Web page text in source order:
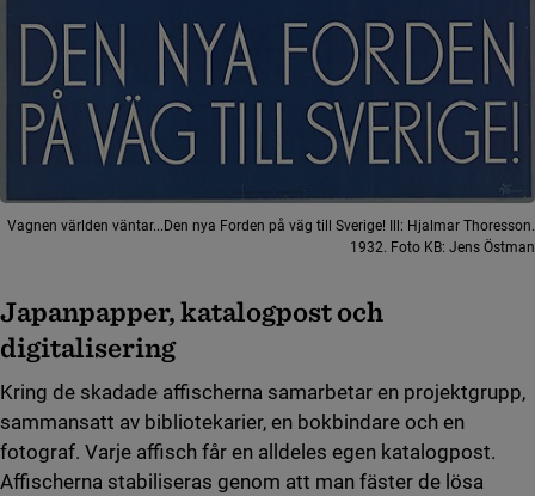
Vagnen världen väntar...Den nya Forden på väg till Sverige! Ill: Hjalmar Thoresson.
1932. Foto KB: Jens Östman
Japanpapper, katalogpost och
digitalisering
Kring de skadade affischerna samarbetar en projektgrupp,
sammansatt av bibliotekarier, en bokbindare och en
fotograf. Varje affisch får en alldeles egen katalogpost.
Affischerna stabiliseras genom att man fäster de lösa